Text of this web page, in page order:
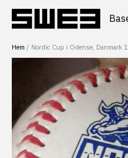
innehåll
Hem Nordic Cup i Odense, Danmark